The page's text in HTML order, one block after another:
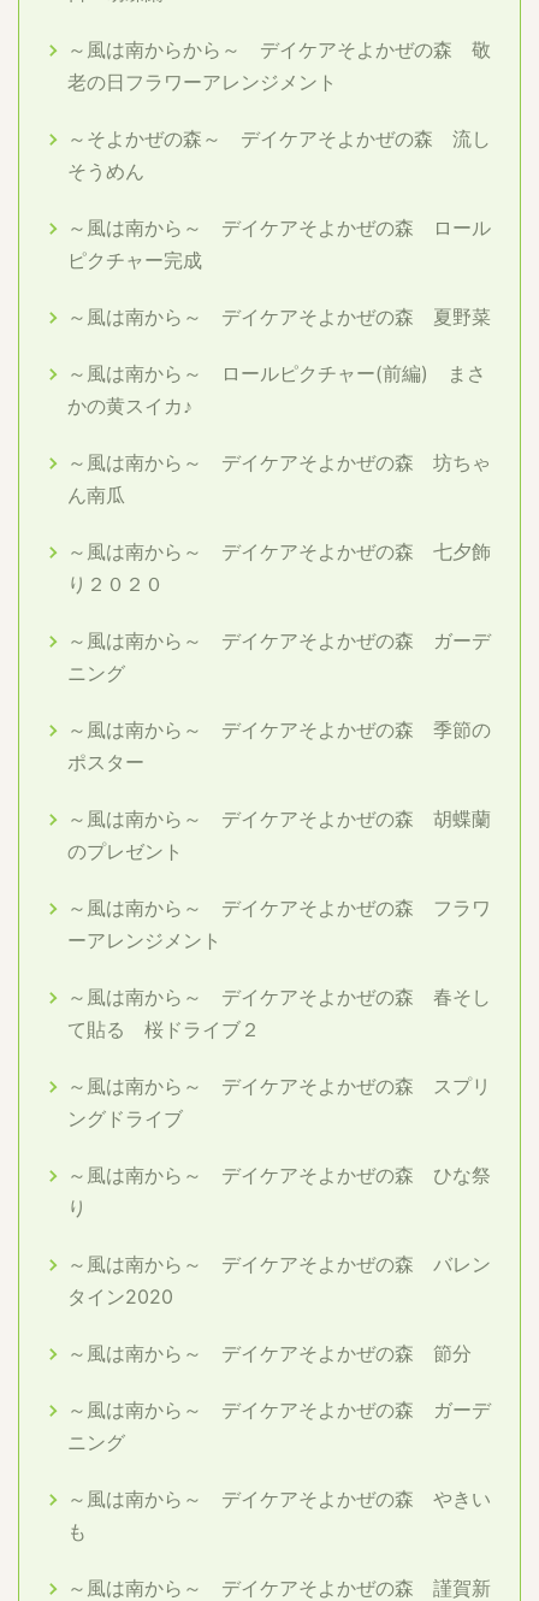
～風は南からから～ デイケアそよかぜの森 敬
老の日フラワーアレンジメント
～そよかぜの森～ デイケアそよかぜの森 流し
そうめん
～風は南から～ デイケアそよかぜの森 ロール
ピクチャー完成
～風は南から～ デイケアそよかぜの森 夏野菜
～風は南から～ ロールピクチャー(前編) まさ
かの黄スイカ♪
～風は南から～ デイケアそよかぜの森 坊ちゃ
ん南瓜
～風は南から～ デイケアそよかぜの森 七夕飾
り２０２０
～風は南から～ デイケアそよかぜの森 ガーデ
ニング
～風は南から～ デイケアそよかぜの森 季節の
ポスター
～風は南から～ デイケアそよかぜの森 胡蝶蘭
のプレゼント
～風は南から～ デイケアそよかぜの森 フラワ
ーアレンジメント
～風は南から～ デイケアそよかぜの森 春そし
て貼る 桜ドライブ２
～風は南から～ デイケアそよかぜの森 スプリ
ングドライブ
～風は南から～ デイケアそよかぜの森 ひな祭
り
～風は南から～ デイケアそよかぜの森 バレン
タイン2020
～風は南から～ デイケアそよかぜの森 節分
～風は南から～ デイケアそよかぜの森 ガーデ
ニング
～風は南から～ デイケアそよかぜの森 やきい
も
～風は南から～ デイケアそよかぜの森 謹賀新